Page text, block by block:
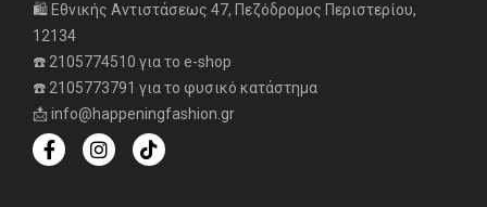
🛍️ Εθνικής Αντιστάσεως 47, Πεζόδρομος Περιστερίου,
12134
☎️ 2105774510 για το e-shop
☎️ 2105773791 για το φυσικό κατάστημα
📩 info@happeningfashion.gr